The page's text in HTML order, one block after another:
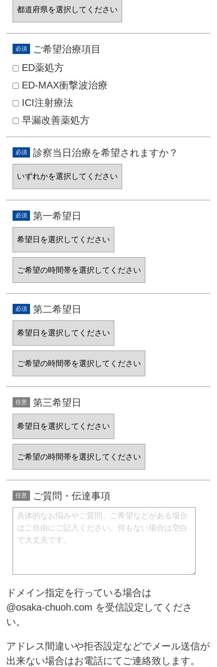
ご希望治療項目
ED薬処方
ED-MAX衝撃波治療
ICI注射療法
早漏改善薬処方
診察当日治療を希望されますか？
第一希望日
第二希望日
第三希望日
ご質問・伝達事項
ドメイン指定を行っている場合は
@osaka-chuoh.com を受信設定してくださ
い。
アドレス間違いや拒否設定などでメール送信が
出来ない場合はお電話にてご連絡致します。